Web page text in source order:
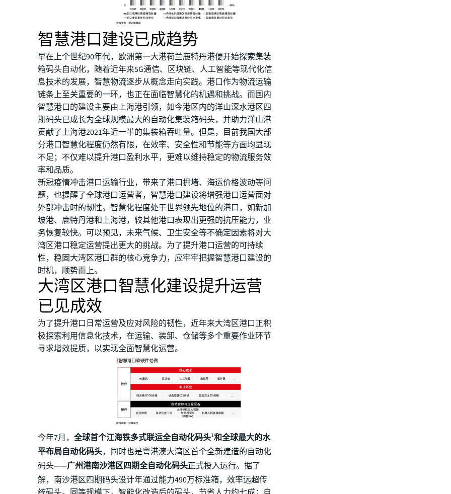
智慧港口建设已成趋势
早在上个世纪90年代，欧洲第一大港荷兰鹿特丹港便开始探索集装
箱码头自动化，随着近年来5G通信、区块链、人工智能等现代化信
息技术的发展，智慧物流逐步从概念走向实践。港口作为物流运输
链条上至关重要的一环，也正在面临智慧化的机遇和挑战。而国内
智慧港口的建设主要由上海港引领，如今港区内的洋山深水港区四
期码头已成长为全球规模最大的自动化集装箱码头，并助力洋山港
贡献了上海港2021年近一半的集装箱吞吐量。但是，目前我国大部
分港口智慧化程度仍然有限，在效率、安全性和节能等方面均显现
不足；不仅难以提升港口盈利水平，更难以维持稳定的物流服务效
率和品质。
新冠疫情冲击港口运输行业，带来了港口拥堵、海运价格波动等问
题，也提醒了全球港口运营者，智慧港口建设将增强港口运营面对
外部冲击时的韧性。智慧化程度处于世界领先地位的港口，如新加
坡港、鹿特丹港和上海港，较其他港口表现出更强的抗压能力，业
务恢复较快。可以预见，未来气候、卫生安全等不确定因素将对大
湾区港口稳定运营提出更大的挑战。为了提升港口运营的可持续
性，稳固大湾区港口群的核心竞争力，应牢牢把握智慧港口建设的
时机，顺势而上。
大湾区港口智慧化建设提升运营
已见成效
为了提升港口日常运营及应对风险的韧性，近年来大湾区港口正积
极探索利用信息化技术，在运输、装卸、仓储等多个重要作业环节
寻求增效提质，以实现全面智慧化运营。
今年7月，全球首个江海铁多式联运全自动化码头1和全球最大的水
平布局自动化码头，同时也是粤港澳大湾区首个全新建造的自动化
码头——广州港南沙港区四期全自动化码头正式投入运行。据了
解，南沙港区四期码头设计年通过能力490万标准箱，效率远超传